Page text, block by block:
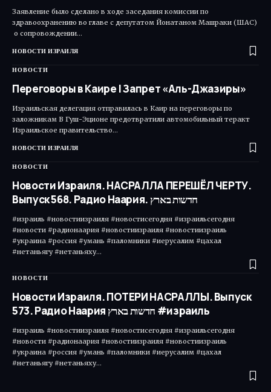
Заявление было сделано в ходе заседания комиссии по
здравоохранению во главе с депутатом Йонатаном Машраки (ШАС)​
о сопровождении…
НОВОСТИ ИЗРАИЛЯ
НОВОСТИ
Переговоры в Каире | Запрет «Аль-Джазиры»
Израильская делегация отправилась в Каир на переговоры по
заложникам В Гуш-Эционе предотвратили автомобильный теракт
Израильское правительство…
НОВОСТИ ИЗРАИЛЯ
НОВОСТИ
Новости Израиля. НАСРАЛЛА ПЕРЕШЁЛ ЧЕРТУ.
Выпуск 568. Радио Наария. חדשות בארץ
#израиль #новостиизраиля #новостисегодня #израильсегодня
#новости #радионаария #новостиизраиля #новостиизраиль
#украина #россия #умань #паломники #иерусалим #цахал
#нетаньягу #нетаньяху…
НОВОСТИ
Новости Израиля. ПОТЕРИ НАСРАЛЛЫ. Выпуск
573. Радио Наария חדשות בארץ #израиль
#израиль #новостиизраиля #новостисегодня #израильсегодня
#новости #радионаария #новостиизраиля #новостиизраиль
#украина #россия #умань #паломники #иерусалим #цахал
#нетаньягу #нетаньяху…